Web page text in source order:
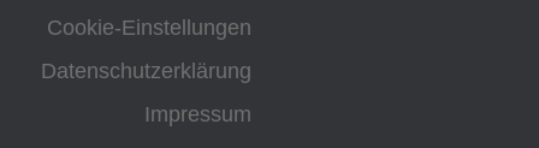
Cookie-Einstellungen
Datenschutzerklärung
Impressum